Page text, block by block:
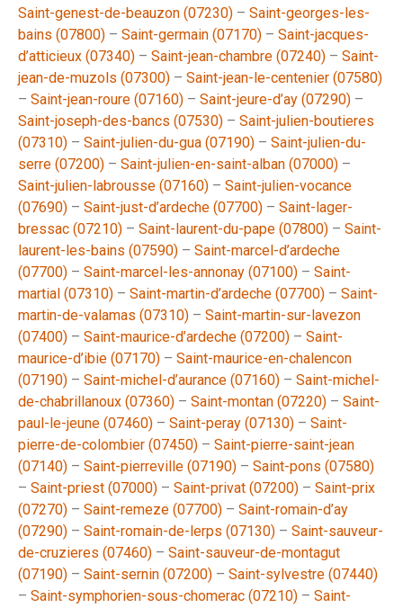
Saint-genest-de-beauzon (07230) – Saint-georges-les-
bains (07800) – Saint-germain (07170) – Saint-jacques-
d’atticieux (07340) – Saint-jean-chambre (07240) – Saint-
jean-de-muzols (07300) – Saint-jean-le-centenier (07580)
– Saint-jean-roure (07160) – Saint-jeure-d’ay (07290) –
Saint-joseph-des-bancs (07530) – Saint-julien-boutieres
(07310) – Saint-julien-du-gua (07190) – Saint-julien-du-
serre (07200) – Saint-julien-en-saint-alban (07000) –
Saint-julien-labrousse (07160) – Saint-julien-vocance
(07690) – Saint-just-d’ardeche (07700) – Saint-lager-
bressac (07210) – Saint-laurent-du-pape (07800) – Saint-
laurent-les-bains (07590) – Saint-marcel-d’ardeche
(07700) – Saint-marcel-les-annonay (07100) – Saint-
martial (07310) – Saint-martin-d’ardeche (07700) – Saint-
martin-de-valamas (07310) – Saint-martin-sur-lavezon
(07400) – Saint-maurice-d’ardeche (07200) – Saint-
maurice-d’ibie (07170) – Saint-maurice-en-chalencon
(07190) – Saint-michel-d’aurance (07160) – Saint-michel-
de-chabrillanoux (07360) – Saint-montan (07220) – Saint-
paul-le-jeune (07460) – Saint-peray (07130) – Saint-
pierre-de-colombier (07450) – Saint-pierre-saint-jean
(07140) – Saint-pierreville (07190) – Saint-pons (07580)
– Saint-priest (07000) – Saint-privat (07200) – Saint-prix
(07270) – Saint-remeze (07700) – Saint-romain-d’ay
(07290) – Saint-romain-de-lerps (07130) – Saint-sauveur-
de-cruzieres (07460) – Saint-sauveur-de-montagut
(07190) – Saint-sernin (07200) – Saint-sylvestre (07440)
– Saint-symphorien-sous-chomerac (07210) – Saint-